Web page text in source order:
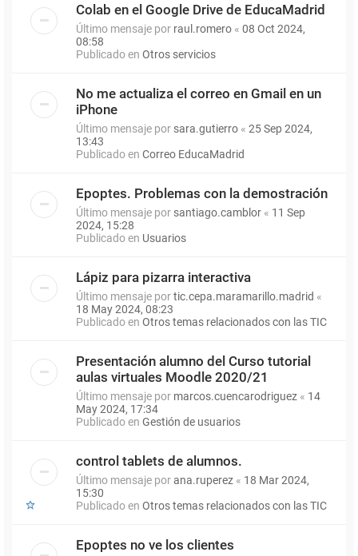
Colab en el Google Drive de EducaMadrid
Último mensaje por raul.romero « 08 Oct 2024,
08:58
Publicado en Otros servicios
No me actualiza el correo en Gmail en un
iPhone
Último mensaje por sara.gutierro « 25 Sep 2024,
13:43
Publicado en Correo EducaMadrid
Epoptes. Problemas con la demostración
Último mensaje por santiago.camblor « 11 Sep
2024, 15:28
Publicado en Usuarios
Lápiz para pizarra interactiva
Último mensaje portic.cepa.maramarillo.madrid «
18 May 2024, 08:23
Publicado en Otros temas relacionados con las TIC
Presentación alumno del Curso tutorial
aulas virtuales Moodle 2020/21
Último mensaje por marcos.cuencarodriguez « 14
May 2024, 17:34
Publicado en Gestión de usuarios
control tablets de alumnos.
Último mensaje porana.ruperez « 18 Mar 2024,
15:30
Publicado en Otros temas relacionados con las TIC
Epoptes no ve los clientes